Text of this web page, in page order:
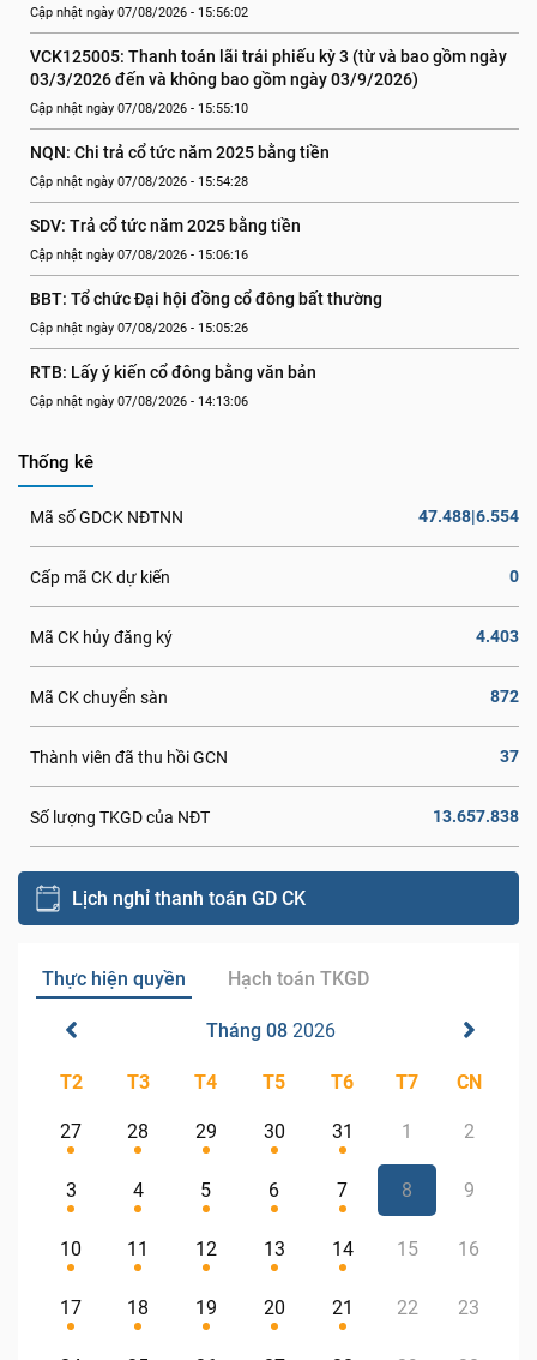
Cập nhật ngày 07/08/2026 - 15:56:02
VCK125005: Thanh toán lãi trái phiếu kỳ 3 (từ và bao gồm ngày
03/3/2026 đến và không bao gồm ngày 03/9/2026)
Cập nhật ngày 07/08/2026 - 15:55:10
NQN: Chi trả cổ tức năm 2025 bằng tiền
Cập nhật ngày 07/08/2026 - 15:54:28
SDV: Trả cổ tức năm 2025 bằng tiền
Cập nhật ngày 07/08/2026 - 15:06:16
BBT: Tổ chức Đại hội đồng cổ đông bất thường
Cập nhật ngày 07/08/2026 - 15:05:26
RTB: Lấy ý kiến cổ đông bằng văn bản
Cập nhật ngày 07/08/2026 - 14:13:06
Thống kê
Mã số GDCK NĐTNN 47.488|6.554
Cấp mã CK dự kiến 0
Mã CK hủy đăng ký 4.403
Mã CK chuyển sàn 872
Thành viên đã thu hồi GCN 37
Số lượng TKGD của NĐT 13.657.838
Lịch nghỉ thanh toán GD CK
Thực hiện quyền Hạch toán TKGD
Tháng 08 2026
T2 T3 T4 T5 T6 T7 CN
27 28 29 30 31 1 2
3 4 5 6 7 8 9
10 11 12 13 14 15 16
17 18 19 20 21 22 23